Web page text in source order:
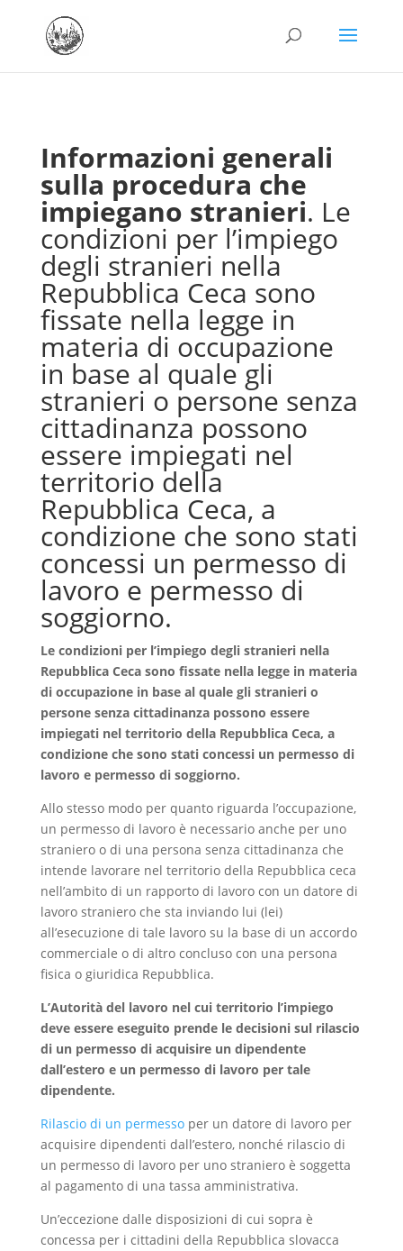
Informazioni generali
sulla procedura che
impiegano stranieri. Le
condizioni per l’impiego
degli stranieri nella
Repubblica Ceca sono
fissate nella legge in
materia di occupazione
in base al quale gli
stranieri o persone senza
cittadinanza possono
essere impiegati nel
territorio della
Repubblica Ceca, a
condizione che sono stati
concessi un permesso di
lavoro e permesso di
soggiorno.
Le condizioni per l’impiego degli stranieri nella
Repubblica Ceca sono fissate nella legge in materia
di occupazione in base al quale gli stranieri o
persone senza cittadinanza possono essere
impiegati nel territorio della Repubblica Ceca, a
condizione che sono stati concessi un permesso di
lavoro e permesso di soggiorno.
Allo stesso modo per quanto riguarda l’occupazione,
un permesso di lavoro è necessario anche per uno
straniero o di una persona senza cittadinanza che
intende lavorare nel territorio della Repubblica ceca
nell’ambito di un rapporto di lavoro con un datore di
lavoro straniero che sta inviando lui (lei)
all’esecuzione di tale lavoro su la base di un accordo
commerciale o di altro concluso con una persona
fisica o giuridica Repubblica.
L’Autorità del lavoro nel cui territorio l’impiego
deve essere eseguito prende le decisioni sul rilascio
di un permesso di acquisire un dipendente
dall’estero e un permesso di lavoro per tale
dipendente.
Rilascio di un permessoper un datore di lavoro per
acquisire dipendenti dall’estero, nonché rilascio di
un permesso di lavoro per uno straniero è soggetta
al pagamento di una tassa amministrativa.
Un’eccezione dalle disposizioni di cui sopra è
concessa per i cittadini della Repubblica slovacca